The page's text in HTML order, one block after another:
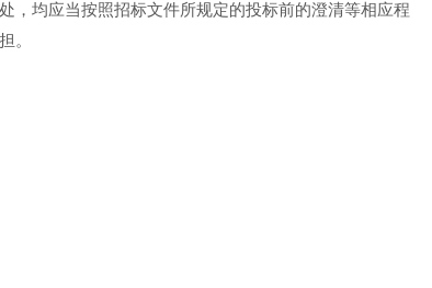
，均应当按照招标文件所规定的投标前的澄清等相应程
。